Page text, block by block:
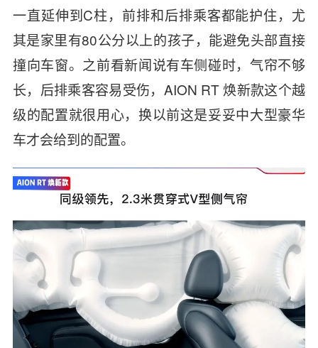
一直延伸到C柱，前排和后排乘客都能护住，尤
其是家里有80公分以上的孩子，能避免头部直接
撞向车窗。之前看新闻说有车侧碰时，气帘不够
长，后排乘客容易受伤，AION RT 焕新款这个越
级的配置就很用心，换以前这是妥妥中大型豪华
车才会给到的配置。